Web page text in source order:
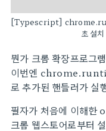
[Typescript]
초 설
뭔가 크롬 확장프로그
이번엔
로 추가된 핸들러가 실
필자가 처음에 이해
크롬 웹스토어로부터